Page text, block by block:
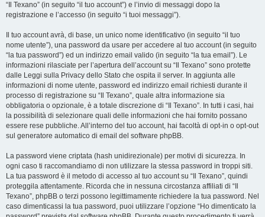
“Il Texano” (in seguito “il tuo account”) e l’invio di messaggi dopo la
registrazione e l’accesso (in seguito “i tuoi messaggi”).
Il tuo account avrà, di base, un unico nome identificativo (in seguito “il tuo
nome utente”), una password da usare per accedere al tuo account (in seguito
“la tua password”) ed un indirizzo email valido (in seguito “la tua email”). Le
informazioni rilasciate per l’apertura dell’account su “Il Texano” sono protette
dalle Leggi sulla Privacy dello Stato che ospita il server. In aggiunta alle
informazioni di nome utente, password ed indirizzo email richiesti durante il
processo di registrazione su “Il Texano”, quale altra informazione sia
obbligatoria o opzionale, è a totale discrezione di “Il Texano”. In tutti i casi, hai
la possibilità di selezionare quali delle informazioni che hai fornito possano
essere rese pubbliche. All’interno del tuo account, hai facoltà di opt-in o opt-out
sul generatore automatico di email del software phpBB.
La password viene criptata (hash unidirezionale) per motivi di sicurezza. In
ogni caso ti raccomandiamo di non utilizzare la stessa password in troppi siti.
La tua password è il metodo di accesso al tuo account su “Il Texano”, quindi
proteggila attentamente. Ricorda che in nessuna circostanza affiliati di “Il
Texano”, phpBB o terzi possono legittimamente richiedere la tua password. Nel
caso dimenticassi la tua password, puoi utilizzare l’opzione “Ho dimenticato la